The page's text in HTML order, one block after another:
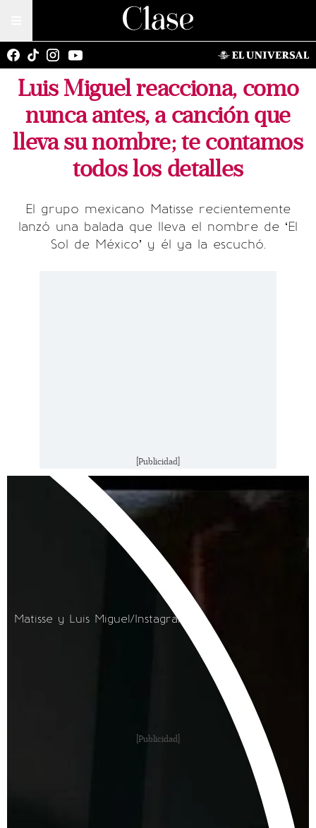
Luis Miguel reacciona, como
nunca antes, a canción que
lleva su nombre; te contamos
todos los detalles
El grupo mexicano Matisse recientemente
lanzó una balada que lleva el nombre de ‘El
Sol de México’ y él ya la escuchó.
[Publicidad]
Matisse y Luis Miguel/Instagram
[Publicidad]